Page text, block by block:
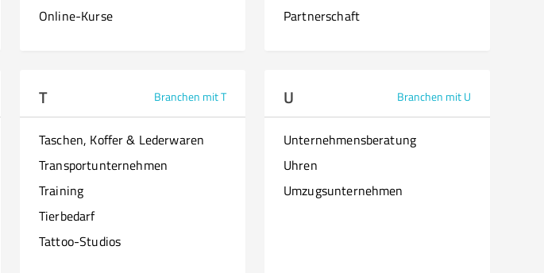
Online-Kurse
Partnerschaft
T Branchen mit T
Taschen, Koffer & Lederwaren
Transportunternehmen
Training
Tierbedarf
Tattoo-Studios
U Branchen mit U
Unternehmensberatung
Uhren
Umzugsunternehmen